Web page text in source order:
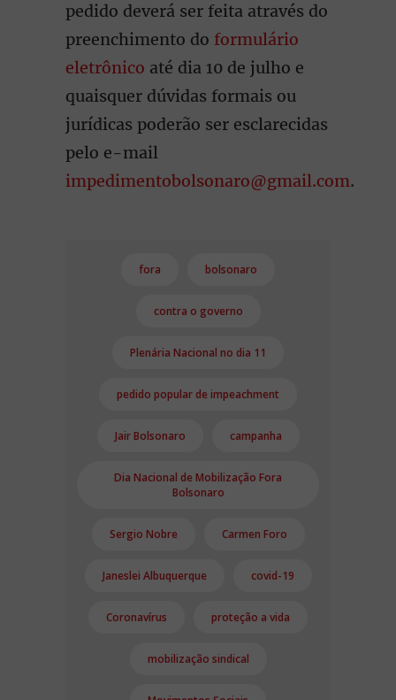
pedido deverá ser feita através do
preenchimento do formulário
eletrônico até dia 10 de julho e
quaisquer dúvidas formais ou
jurídicas poderão ser esclarecidas
pelo e-mail
impedimentobolsonaro@gmail.com.
fora bolsonaro
contra o governo
Plenária Nacional no dia 11
pedido popular de impeachment
Jair Bolsonaro campanha
Dia Nacional de Mobilização Fora
Bolsonaro
Sergio Nobre Carmen Foro
Janeslei Albuquerque covid-19
Coronavírus proteção a vida
mobilização sindical